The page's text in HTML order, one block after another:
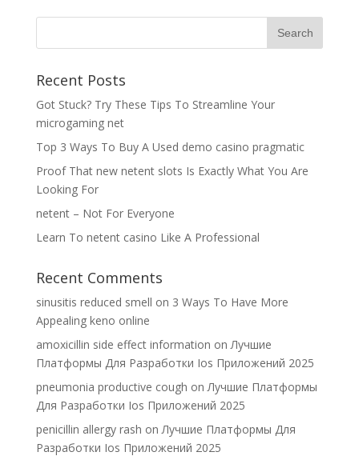
Recent Posts
Got Stuck? Try These Tips To Streamline Your
microgaming net
Top 3 Ways To Buy A Used demo casino pragmatic
Proof That new netent slots Is Exactly What You Are
Looking For
netent – Not For Everyone
Learn To netent casino Like A Professional
Recent Comments
sinusitis reduced smell on 3 Ways To Have More
Appealing keno online
amoxicillin side effect information onЛучшие
Платформы Для Разработки Ios Приложений 2025
pneumonia productive cough onЛучшие Платформы
Для Разработки Ios Приложений 2025
penicillin allergy rash onЛучшие Платформы Для
Разработки Ios Приложений 2025